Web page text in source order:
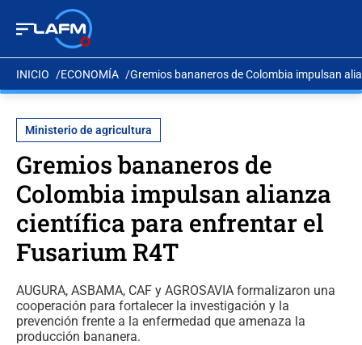
INICIO ECONOMÍA Gremios bananeros de Colombia impulsan
Ministerio de agricultura
Gremios bananeros de
Colombia impulsan alianza
científica para enfrentar el
Fusarium R4T
AUGURA, ASBAMA, CAF y AGROSAVIA formalizaron una
cooperación para fortalecer la investigación y la
prevención frente a la enfermedad que amenaza la
producción bananera.